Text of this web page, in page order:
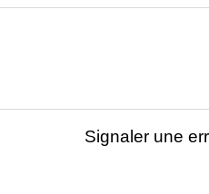
Signaler une